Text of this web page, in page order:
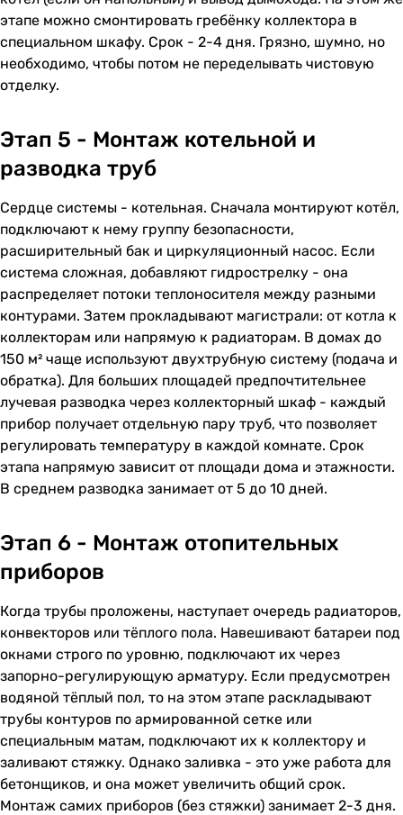
этапе можно смонтировать гребёнку коллектора в
специальном шкафу. Срок - 2-4 дня. Грязно, шумно, но
необходимо, чтобы потом не переделывать чистовую
отделку.
Этап 5 - Монтаж котельной и
разводка труб
Сердце системы - котельная. Сначала монтируют котёл,
подключают к нему группу безопасности,
расширительный бак и циркуляционный насос. Если
система сложная, добавляют гидрострелку - она
распределяет потоки теплоносителя между разными
контурами. Затем прокладывают магистрали: от котла к
коллекторам или напрямую к радиаторам. В домах до
150 м² чаще используют двухтрубную систему (подача и
обратка). Для больших площадей предпочтительнее
лучевая разводка через коллекторный шкаф - каждый
прибор получает отдельную пару труб, что позволяет
регулировать температуру в каждой комнате. Срок
этапа напрямую зависит от площади дома и этажности.
В среднем разводка занимает от 5 до 10 дней.
Этап 6 - Монтаж отопительных
приборов
Когда трубы проложены, наступает очередь радиаторов,
конвекторов или тёплого пола. Навешивают батареи под
окнами строго по уровню, подключают их через
запорно-регулирующую арматуру. Если предусмотрен
водяной тёплый пол, то на этом этапе раскладывают
трубы контуров по армированной сетке или
специальным матам, подключают их к коллектору и
заливают стяжку. Однако заливка - это уже работа для
бетонщиков, и она может увеличить общий срок.
Монтаж самих приборов (без стяжки) занимает 2-3 дня.